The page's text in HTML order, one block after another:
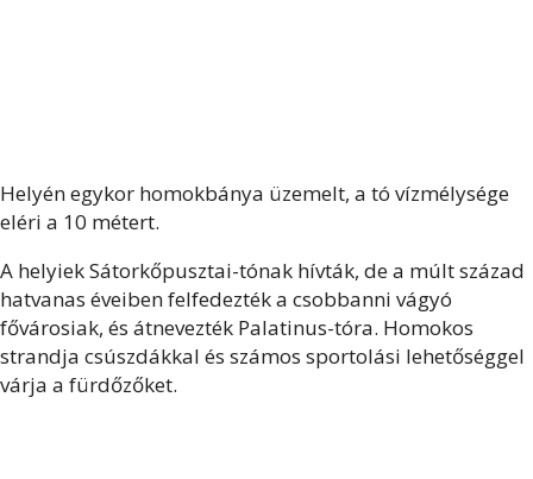
Helyén egykor homokbánya üzemelt, a tó vízmélysége
eléri a 10 métert.
A helyiek Sátorkőpusztai-tónak hívták, de a múlt század
hatvanas éveiben felfedezték a csobbanni vágyó
fővárosiak, és átnevezték Palatinus-tóra. Homokos
strandja csúszdákkal és számos sportolási lehetőséggel
várja a fürdőzőket.